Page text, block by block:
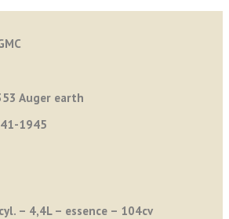
Auger earth
1945
– 4,4L – essence – 104cv